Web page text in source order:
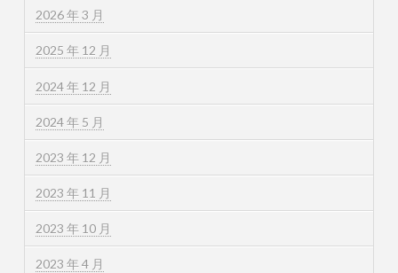
2026 年 3 月
2025 年 12 月
2024 年 12 月
2024 年 5 月
2023 年 12 月
2023 年 11 月
2023 年 10 月
2023 年 4 月